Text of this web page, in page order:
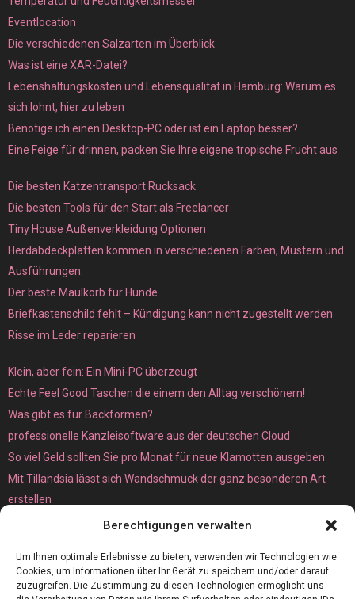
Berechtigungen verwalten
Um Ihnen optimale Erlebnisse zu bieten, verwenden wir Technologien wie
Cookies, um Informationen über Ihr Gerät zu speichern und/oder darauf
zuzugreifen. Die Zustimmung zu diesen Technologien ermöglicht uns
Eventlocation
Die verschiedenen Salzarten im Überblick
Was ist eine XAR-Datei?
Lebenshaltungskosten und Lebensqualität in Hamburg: Warum es
sich lohnt, hier zu leben
Benötige ich einen Desktop-PC oder ist ein Laptop besser?
Eine Feige für drinnen, packen Sie Ihre eigene tropische Frucht aus
Die besten Katzentransport Rucksack
Die besten Tools für den Start als Freelancer
Tiny House Außenverkleidung Optionen
Herdabdeckplatten kommen in verschiedenen Farben, Mustern und
Ausführungen.
Der beste Maulkorb für Hunde
Briefkastenschild fehlt – Kündigung kann nicht zugestellt werden
Risse im Leder reparieren
Klein, aber fein: Ein Mini-PC überzeugt
Echte Feel Good Taschen die einem den Alltag verschönern!
Was gibt es für Backformen?
professionelle Kanzleisoftware aus der deutschen Cloud
So viel Geld sollten Sie pro Monat für neue Klamotten ausgeben
Mit Tillandsia lässt sich Wandschmuck der ganz besonderen Art
erstellen
Unterschied zwischen Bare-Metal- und Dedicated Server